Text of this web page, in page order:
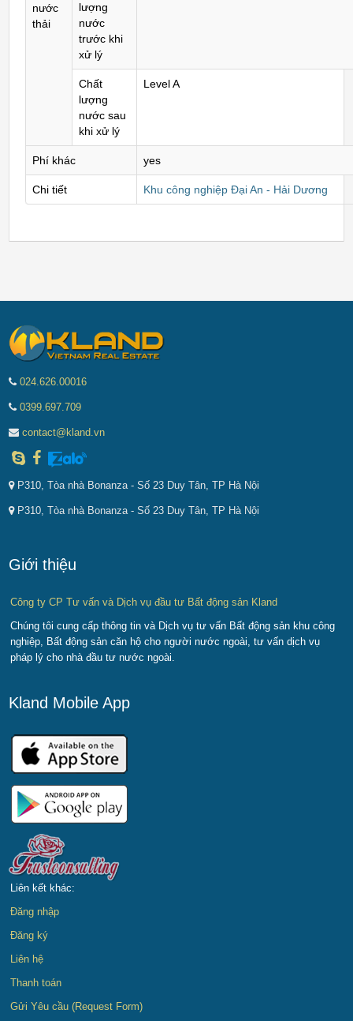
nước
thải
lượng
nước
trước khi
xử lý
Chất
lượng
nước sau
khi xử lý
Level A
Phí khác yes
Chi tiết Khu công nghiệp Đại An - Hải Dương
024.626.00016
0399.697.709
contact@kland.vn
P310, Tòa nhà Bonanza - Số 23 Duy Tân, TP Hà Nội
P310, Tòa nhà Bonanza - Số 23 Duy Tân, TP Hà Nội
Giới thiệu
Công ty CP Tư vấn và Dịch vụ đầu tư Bất động sản Kland
Chúng tôi cung cấp thông tin và Dịch vụ tư vấn Bất động sản khu công
nghiệp, Bất động sản căn hộ cho người nước ngoài, tư vấn dịch vụ
pháp lý cho nhà đầu tư nước ngoài.
Kland Mobile App
Liên kết khác:
Đăng nhập
Đăng ký
Liên hệ
Thanh toán
Gửi Yêu cầu (Request Form)